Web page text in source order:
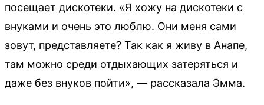
посещает дискотеки. «Я хожу на дискотеки с
внуками и очень это люблю. Они меня сами
зовут, представляете? Так как я живу в Анапе,
там можно среди отдыхающих затеряться и
даже без внуков пойти», — рассказала Эмма.